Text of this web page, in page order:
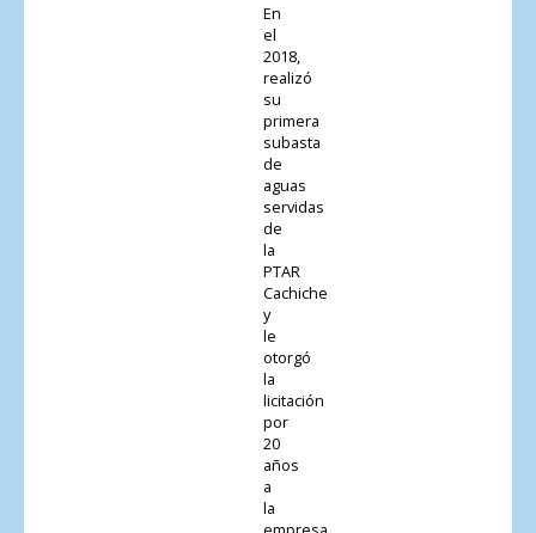
En
el
2018,
realizó
su
primera
subasta
de
aguas
servidas
de
la
PTAR
Cachiche
y
le
otorgó
la
licitación
por
20
años
a
la